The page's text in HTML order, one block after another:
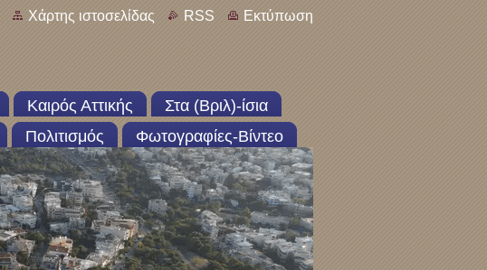
Χάρτης ιστοσελίδας RSS Εκτύπωση
Καιρός Αττικής
Στα (Βριλ)-ίσια
Πολιτισμός Φωτογραφίες-Βίντεο